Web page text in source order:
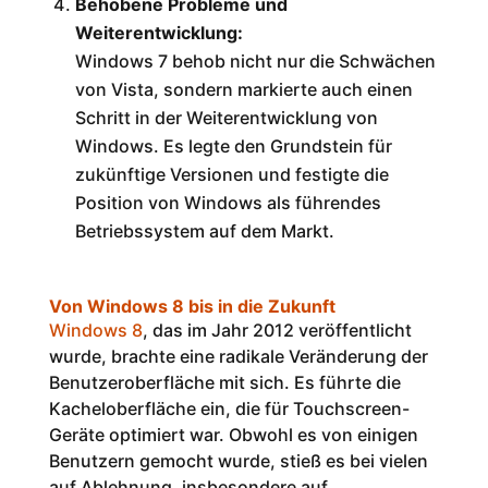
Weiterentwicklung:
Windows 7 behob nicht nur die Schwächen
von Vista, sondern markierte auch einen
Schritt in der Weiterentwicklung von
Windows. Es legte den Grundstein für
zukünftige Versionen und festigte die
Position von Windows als führendes
Betriebssystem auf dem Markt.
Von Windows 8 bis in die Zukunft
Windows 8, das im Jahr 2012 veröffentlicht
wurde, brachte eine radikale Veränderung der
Benutzeroberfläche mit sich. Es führte die
Kacheloberfläche ein, die für Touchscreen-
Geräte optimiert war. Obwohl es von einigen
Benutzern gemocht wurde, stieß es bei vielen